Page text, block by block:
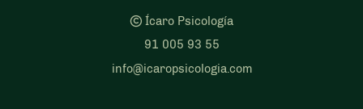
Ícaro Psicología
91 005 93 55
info@icaropsicologia.com